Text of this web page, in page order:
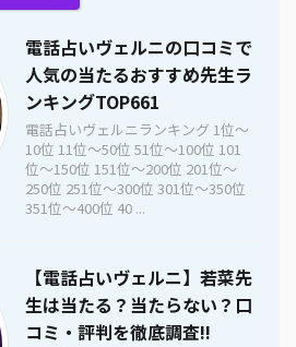
電話占いヴェルニの口コミで
人気の当たるおすすめ先生ラ
ンキングTOP661
電話占いヴェルニランキング 1位〜
10位 11位〜50位 51位〜100位 101
位〜150位 151位〜200位 201位〜
250位 251位〜300位 301位〜350位
351位〜400位 40 ...
【電話占いヴェルニ】若菜先
生は当たる？当たらない？口
コミ・評判を徹底調査!!